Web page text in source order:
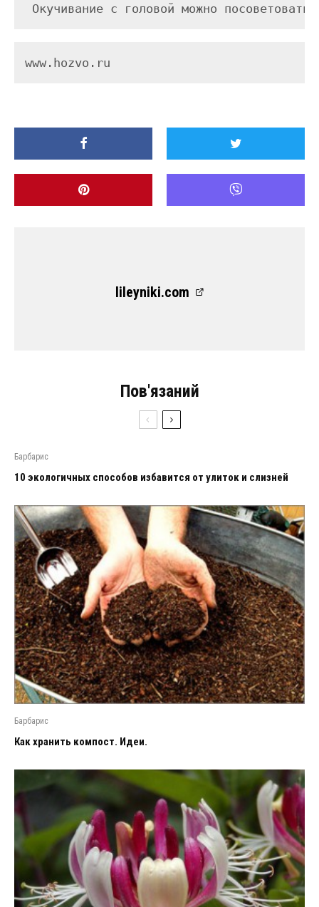
Окучивание с головой можно
www.hozvo.ru
lileyniki.com
Пов'язаний
Барбарис
10 экологичных способов избавится от улиток и слизней
Барбарис
Как хранить компост. Идеи.